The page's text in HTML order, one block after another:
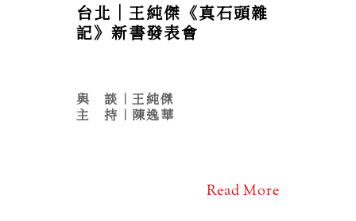
台北｜王純傑《真石頭雜
記》新書發表會
與　談︱王純傑
主　持︱陳逸華
Read More